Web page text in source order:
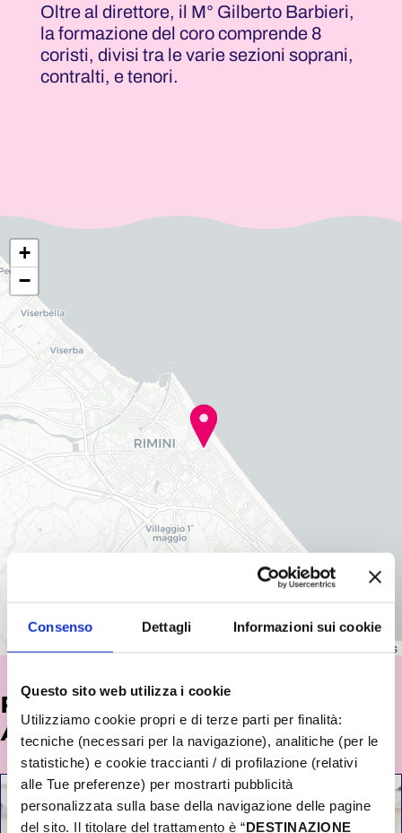
Consenso Dettagli Informazioni sui cookie
Questo sito web utilizza i cookie
Utilizziamo cookie propri e di terze parti per finalità:
tecniche (necessari per la navigazione), analitiche (per le
statistiche) e cookie traccianti / di profilazione (relativi
alle Tue preferenze) per mostrarti pubblicità
personalizzata sulla base della navigazione delle pagine
del sito. Il titolare del trattamento è “DESTINAZIONE
Oltre al direttore, il M° Gilberto Barbieri,
la formazione del coro comprende 8
coristi, divisi tra le varie sezioni soprani,
contralti, e tenori.
+
−
contributors
POTREBBE INTERESSARTI
ANCHE...